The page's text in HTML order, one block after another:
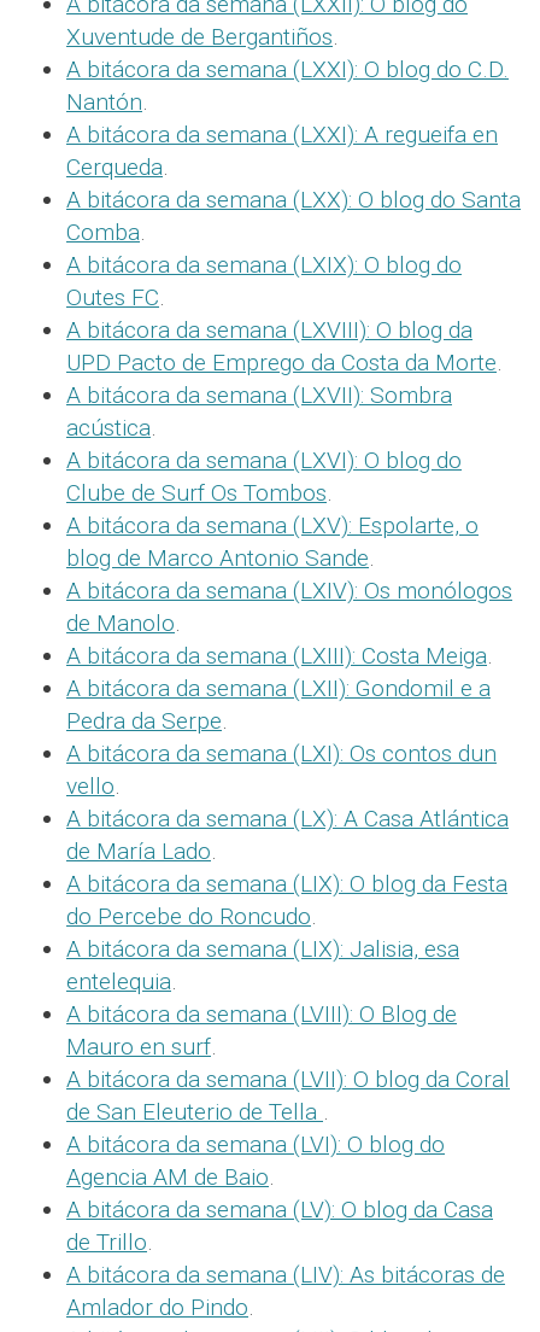
Xuventude de Bergantiños.
A bitácora da semana (LXXI): O blog do C.D.
Nantón.
A bitácora da semana (LXXI): A regueifa en
Cerqueda.
A bitácora da semana (LXX): O blog do Santa
Comba.
A bitácora da semana (LXIX): O blog do
Outes FC.
A bitácora da semana (LXVIII): O blog da
UPD Pacto de Emprego da Costa da Morte.
A bitácora da semana (LXVII): Sombra
acústica.
A bitácora da semana (LXVI): O blog do
Clube de Surf Os Tombos.
A bitácora da semana (LXV): Espolarte, o
blog de Marco Antonio Sande.
A bitácora da semana (LXIV): Os monólogos
de Manolo.
A bitácora da semana (LXIII): Costa Meiga.
A bitácora da semana (LXII): Gondomil e a
Pedra da Serpe.
A bitácora da semana (LXI): Os contos dun
vello.
A bitácora da semana (LX): A Casa Atlántica
de María Lado.
A bitácora da semana (LIX): O blog da Festa
do Percebe do Roncudo.
A bitácora da semana (LIX): Jalisia, esa
entelequia.
A bitácora da semana (LVIII): O Blog de
Mauro en surf.
A bitácora da semana (LVII): O blog da Coral
de San Eleuterio de Tella .
A bitácora da semana (LVI): O blog do
Agencia AM de Baio.
A bitácora da semana (LV): O blog da Casa
de Trillo.
A bitácora da semana (LIV): As bitácoras de
Amlador do Pindo.